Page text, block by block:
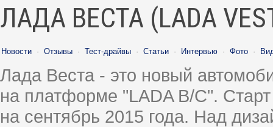
ЛАДА ВЕСТА (LADA
Новости · Отзывы · Тест-драйвы · Статьи · Интервью · Фото ·
Лада Веста - это новый
на платформе "LADA B/C".
на сентябрь 2015 года. Над